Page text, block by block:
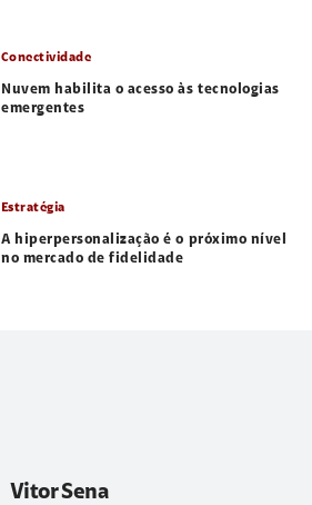
Conectividade
Nuvem habilita o acesso às tecnologias
emergentes
Estratégia
A hiperpersonalização é o próximo nível
no mercado de fidelidade
Vitor Sena